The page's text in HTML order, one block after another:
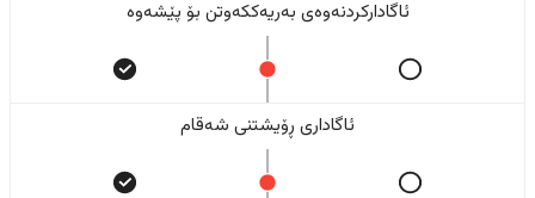
ئاگادارکردنەوەی بەریەککەوتن بۆ پێشەوە
ئاگاداری ڕۆیشتنی شەقام